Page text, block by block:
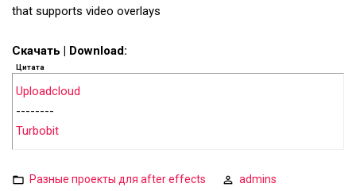
that supports video overlays
Скачать | Download:
Цитата
Uploadcloud
--------
Turbobit
Разные проекты для after effects admins